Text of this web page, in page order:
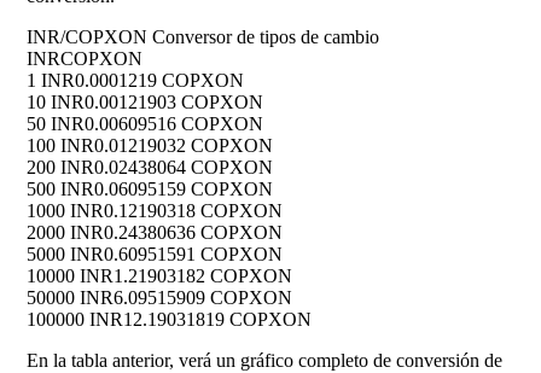
INR/COPXON Conversor de tipos de cambio
INRCOPXON
1 INR0.0001219 COPXON
10 INR0.00121903 COPXON
50 INR0.00609516 COPXON
100 INR0.01219032 COPXON
200 INR0.02438064 COPXON
500 INR0.06095159 COPXON
1000 INR0.12190318 COPXON
2000 INR0.24380636 COPXON
5000 INR0.60951591 COPXON
10000 INR1.21903182 COPXON
50000 INR6.09515909 COPXON
100000 INR12.19031819 COPXON
En la tabla anterior, verá un gráfico completo de conversión de